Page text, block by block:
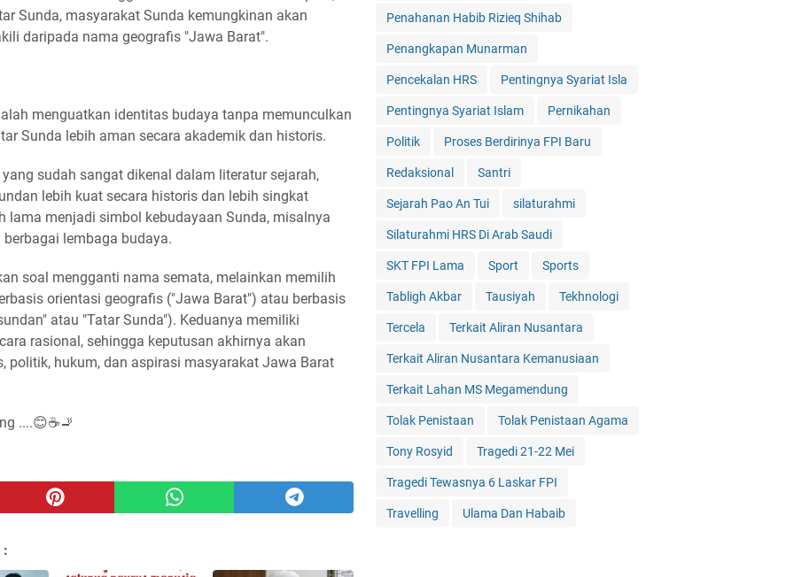
Sunda, masyarakat Sunda kemungkinan akan
daripada nama geografis "Jawa Barat".
menguatkan identitas budaya tanpa memunculkan
Sunda lebih aman secara akademik dan historis.
sudah sangat dikenal dalam literatur sejarah,
lebih kuat secara historis dan lebih singkat
lama menjadi simbol kebudayaan Sunda, misalnya
lembaga budaya.
soal mengganti nama semata, melainkan memilih
orientasi geografis ("Jawa Barat") atau berbasis
atau "Tatar Sunda"). Keduanya memiliki
rasional, sehingga keputusan akhirnya akan
politik, hukum, dan aspirasi masyarakat Jawa Barat
....😊☕🚬
:
Penahanan Habib Rizieq Shihab
Penangkapan Munarman
Pencekalan HRS Pentingnya Syariat Isla
Pentingnya Syariat Islam Pernikahan
Politik Proses Berdirinya FPI Baru
Redaksional Santri
Sejarah Pao An Tui silaturahmi
Silaturahmi HRS Di Arab Saudi
SKT FPI Lama Sport Sports
Tabligh Akbar Tausiyah Tekhnologi
Tercela Terkait Aliran Nusantara
Terkait Aliran Nusantara Kemanusiaan
Terkait Lahan MS Megamendung
Tolak Penistaan Tolak Penistaan Agama
Tony Rosyid Tragedi 21-22 Mei
Tragedi Tewasnya 6 Laskar FPI
Travelling Ulama Dan Habaib